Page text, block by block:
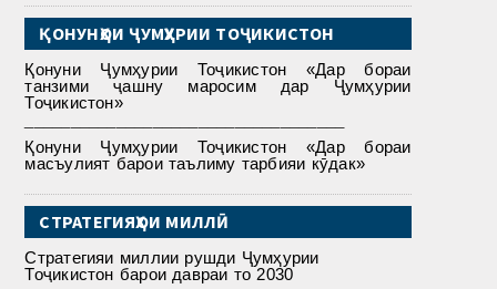
ҚОНУНҲОИ ҶУМҲУРИИ ТОҶИКИСТОН
Қонуни Ҷумҳурии Тоҷикистон «Дар бораи
танзими ҷашну маросим дар Ҷумҳурии
Тоҷикистон»
Қонуни Ҷумҳурии Тоҷикистон «Дар бораи
масъулият барои таълиму тарбияи кӯдак»
СТРАТЕГИЯҲОИ МИЛЛӢ
Стратегияи миллии рушди Ҷумҳурии
Тоҷикистон барои давраи то 2030